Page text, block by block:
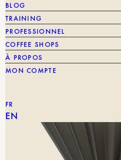
BLOG
TRAINING
PROFESSIONNEL
COFFEE SHOPS
À PROPOS
MON COMPTE
FR
EN
TOUT VOIR